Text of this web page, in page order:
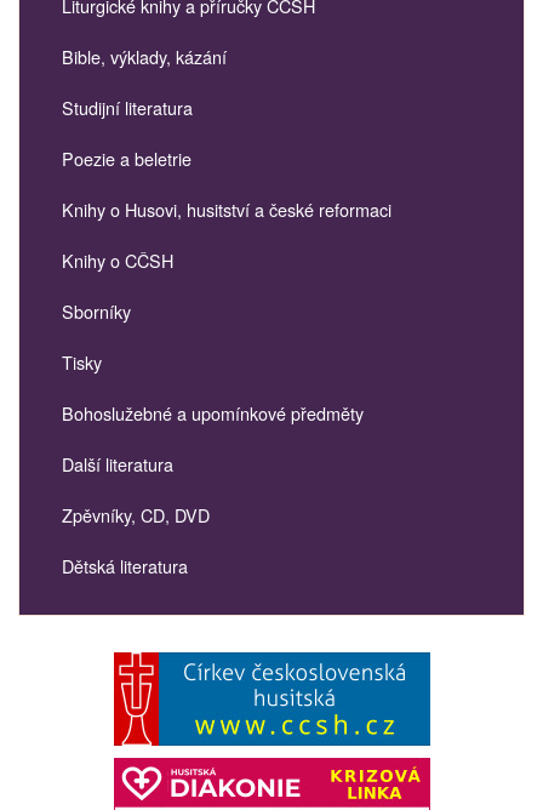
Liturgické knihy a příručky CČSH
Bible, výklady, kázání
Studijní literatura
Poezie a beletrie
Knihy o Husovi, husitství a české reformaci
Knihy o CČSH
Sborníky
Tisky
Bohoslužebné a upomínkové předměty
Další literatura
Zpěvníky, CD, DVD
Dětská literatura